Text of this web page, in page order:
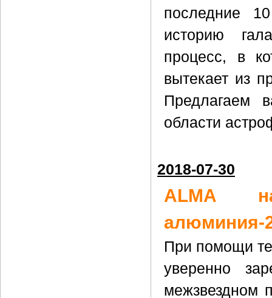
последние
историю
процесс, в
вытекает из
Предлагаем
области
2018-07-30
ALMA
алюминия-
При помощи
уверенно
межзвездном